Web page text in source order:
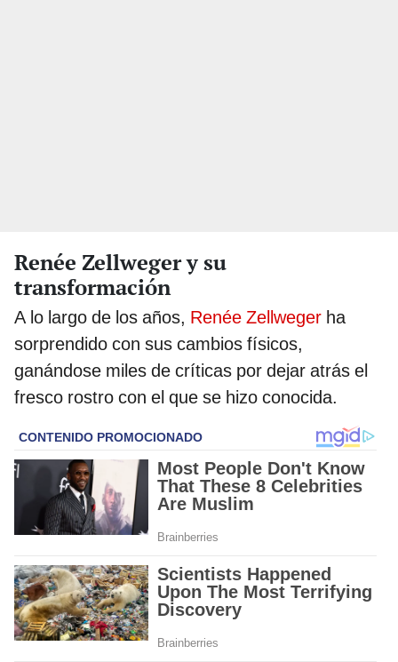
Renée Zellweger y su
transformación
A lo largo de los años, Renée Zellweger ha
sorprendido con sus cambios físicos,
ganándose miles de críticas por dejar atrás el
fresco rostro con el que se hizo conocida.